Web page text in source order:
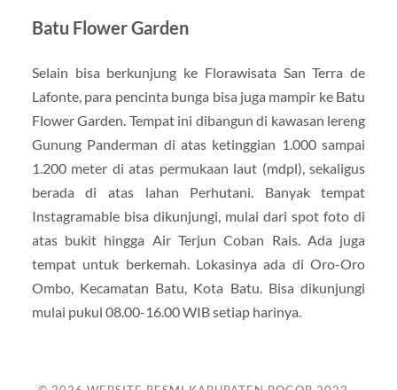
Batu Flower Garden
Selain bisa berkunjung ke Florawisata San Terra de
Lafonte, para pencinta bunga bisa juga mampir ke Batu
Flower Garden. Tempat ini dibangun di kawasan lereng
Gunung Panderman di atas ketinggian 1.000 sampai
1.200 meter di atas permukaan laut (mdpl), sekaligus
berada di atas lahan Perhutani. Banyak tempat
Instagramable bisa dikunjungi, mulai dari spot foto di
atas bukit hingga Air Terjun Coban Rais. Ada juga
tempat untuk berkemah. Lokasinya ada di Oro-Oro
Ombo, Kecamatan Batu, Kota Batu. Bisa dikunjungi
mulai pukul 08.00-16.00 WIB setiap harinya.